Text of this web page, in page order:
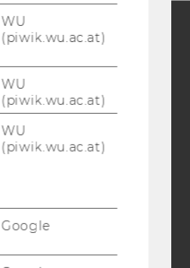
AMBA
WU
(piwik.wu.ac.at)
WU
(piwik.wu.ac.at)
WU
(piwik.wu.ac.at)
Google